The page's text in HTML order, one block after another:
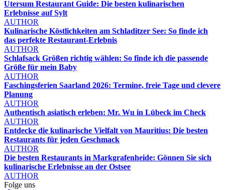
Utersum Restaurant Guide: Die besten kulinarischen
Erlebnisse auf Sylt
AUTHOR
Kulinarische Köstlichkeiten am Schladitzer See: So finde ich
das perfekte Restaurant-Erlebnis
AUTHOR
Schlafsack Größen richtig wählen: So finde ich die passende
Größe für mein Baby
AUTHOR
Faschingsferien Saarland 2026: Termine, freie Tage und clevere
Planung
AUTHOR
Authentisch asiatisch erleben: Mr. Wu in Lübeck im Check
AUTHOR
Entdecke die kulinarische Vielfalt von Mauritius: Die besten
Restaurants für jeden Geschmack
AUTHOR
Die besten Restaurants in Markgrafenheide: Gönnen Sie sich
kulinarische Erlebnisse an der Ostsee
AUTHOR
Folge uns